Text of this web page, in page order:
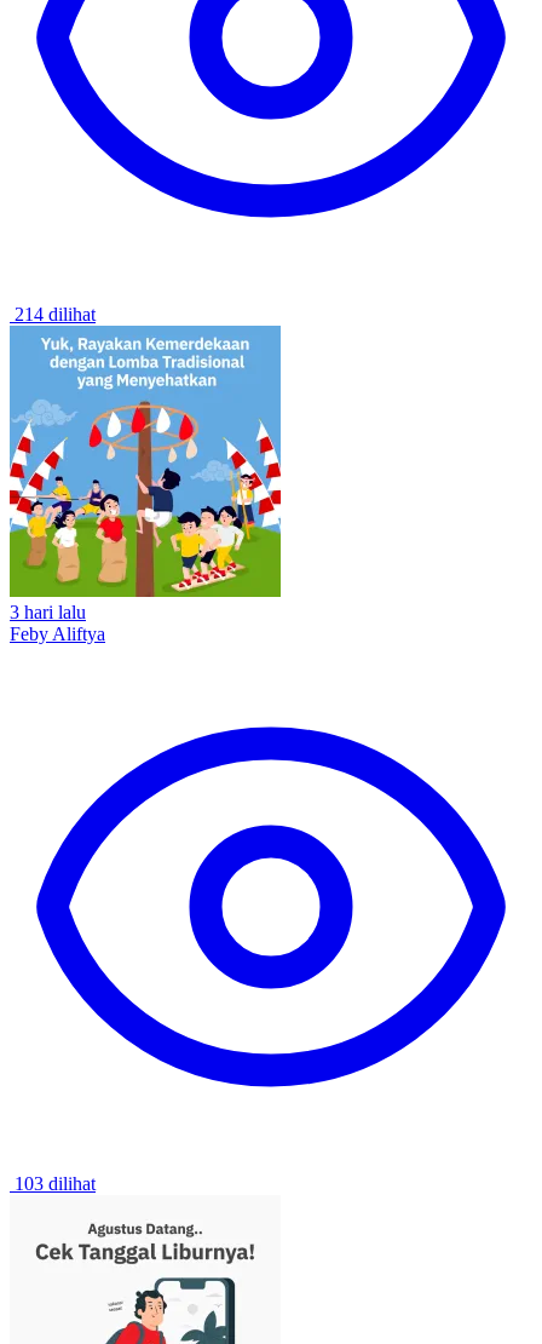
214 dilihat
3 hari lalu
Feby Aliftya
103 dilihat